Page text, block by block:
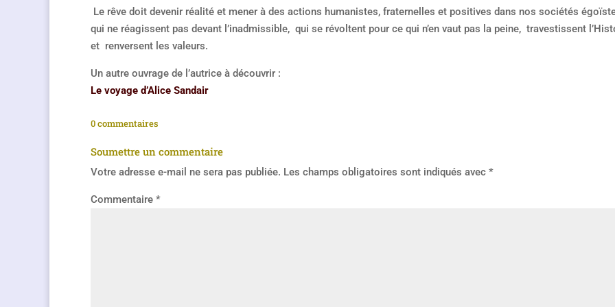
Le rêve doit devenir réalité et mener à des actions humanistes, fraternelles et positives dans nos sociétés
qui ne réagissent pas devant l’inadmissible, qui se révoltent pour ce qui n’en vaut pas la peine, travestissent
et renversent les valeurs.
Un autre ouvrage de l’autrice à découvrir :
Le voyage d’Alice Sandair
0 commentaires
Soumettre un commentaire
Votre adresse e-mail ne sera pas publiée. Les champs obligatoires sont indiqués avec *
Commentaire *